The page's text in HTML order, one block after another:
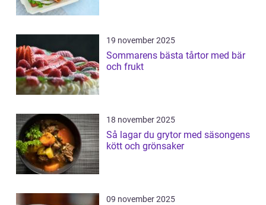
19 november 2025
Sommarens bästa tårtor med bär
och frukt
18 november 2025
Så lagar du grytor med säsongens
kött och grönsaker
09 november 2025